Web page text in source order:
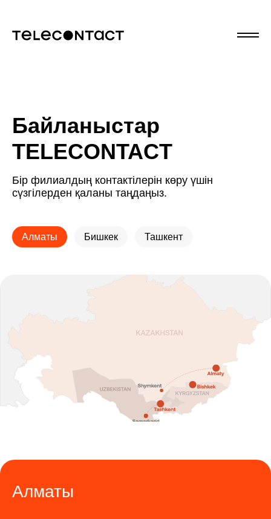
Байланыстар
TELECONTACT
Бір филиалдың контактілерін көру үшін
сүзгілерден қаланы таңдаңыз.
Алматы Бишкек Ташкент
Алматы